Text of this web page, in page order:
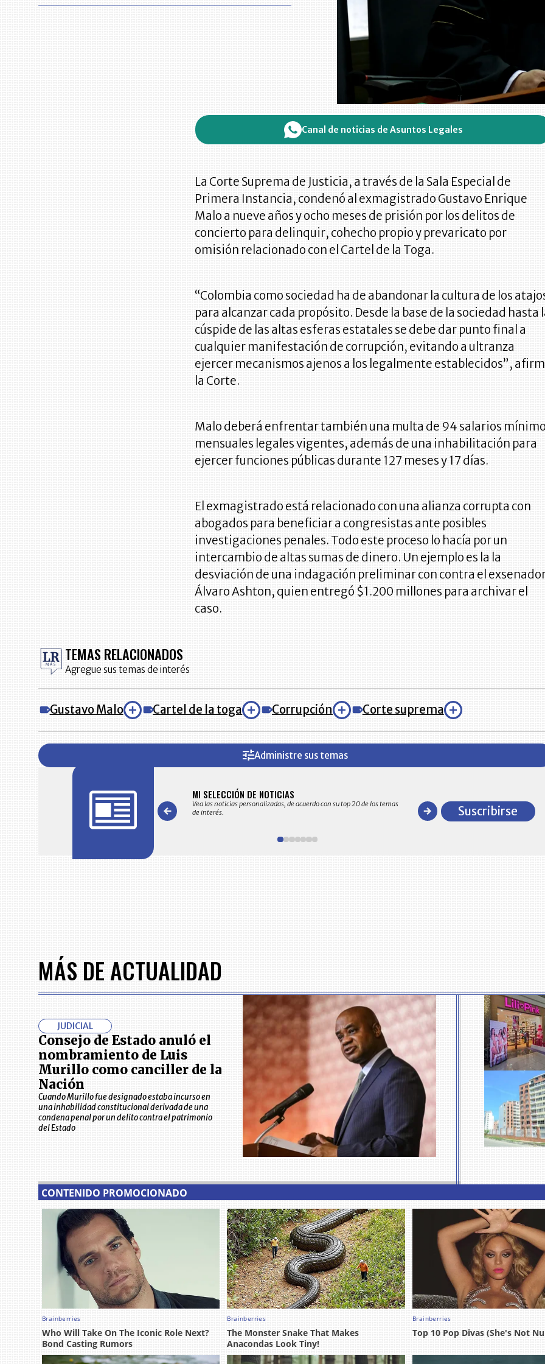
Canal de noticias de Asuntos Legales
La Corte Suprema de Justicia, a través de la Sala Especial de
Primera Instancia, condenó al exmagistrado Gustavo Enrique
Malo a nueve años y ocho meses de prisión por los delitos de
concierto para delinquir, cohecho propio y prevaricato por
omisión relacionado con el Cartel de la Toga.
“Colombia como sociedad ha de abandonar la cultura de los
para alcanzar cada propósito. Desde la base de la sociedad hasta
cúspide de las altas esferas estatales se debe dar punto final a
cualquier manifestación de corrupción, evitando a ultranza
ejercer mecanismos ajenos a los legalmente establecidos”,
la Corte.
Malo deberá enfrentar también una multa de 94 salarios
mensuales legales vigentes, además de una inhabilitación para
ejercer funciones públicas durante 127 meses y 17 días.
El exmagistrado está relacionado con una alianza corrupta con
abogados para beneficiar a congresistas ante posibles
investigaciones penales. Todo este proceso lo hacía por un
intercambio de altas sumas de dinero. Un ejemplo es la la
desviación de una indagación preliminar con contra el
Álvaro Ashton, quien entregó $1.200 millones para archivar el
caso.
TEMAS RELACIONADOS
Agregue sus temas de interés
Gustavo Malo Cartel de la toga Corrupción Corte suprema
Administre sus temas
en su correo electrónico las noticias seleccionadas por nuestro
MI SELECCIÓN DE NOTICIAS
Vea las noticias personalizadas, de acuerdo con su top 20 de los temas
de interés.
Recopilación clasificada por sectores
comportamiento general y detallado de las
en ventas en ColombiaSuscribirse
MÁS DE ACTUALIDAD
JUDICIAL
Consejo de Estado anuló el
nombramiento de Luis
Murillo como canciller de la
Nación
Cuando Murillo fue designado estaba incurso en
una inhabilidad constitucional derivada de una
condena penal por un delito contra el patrimonio
del Estado